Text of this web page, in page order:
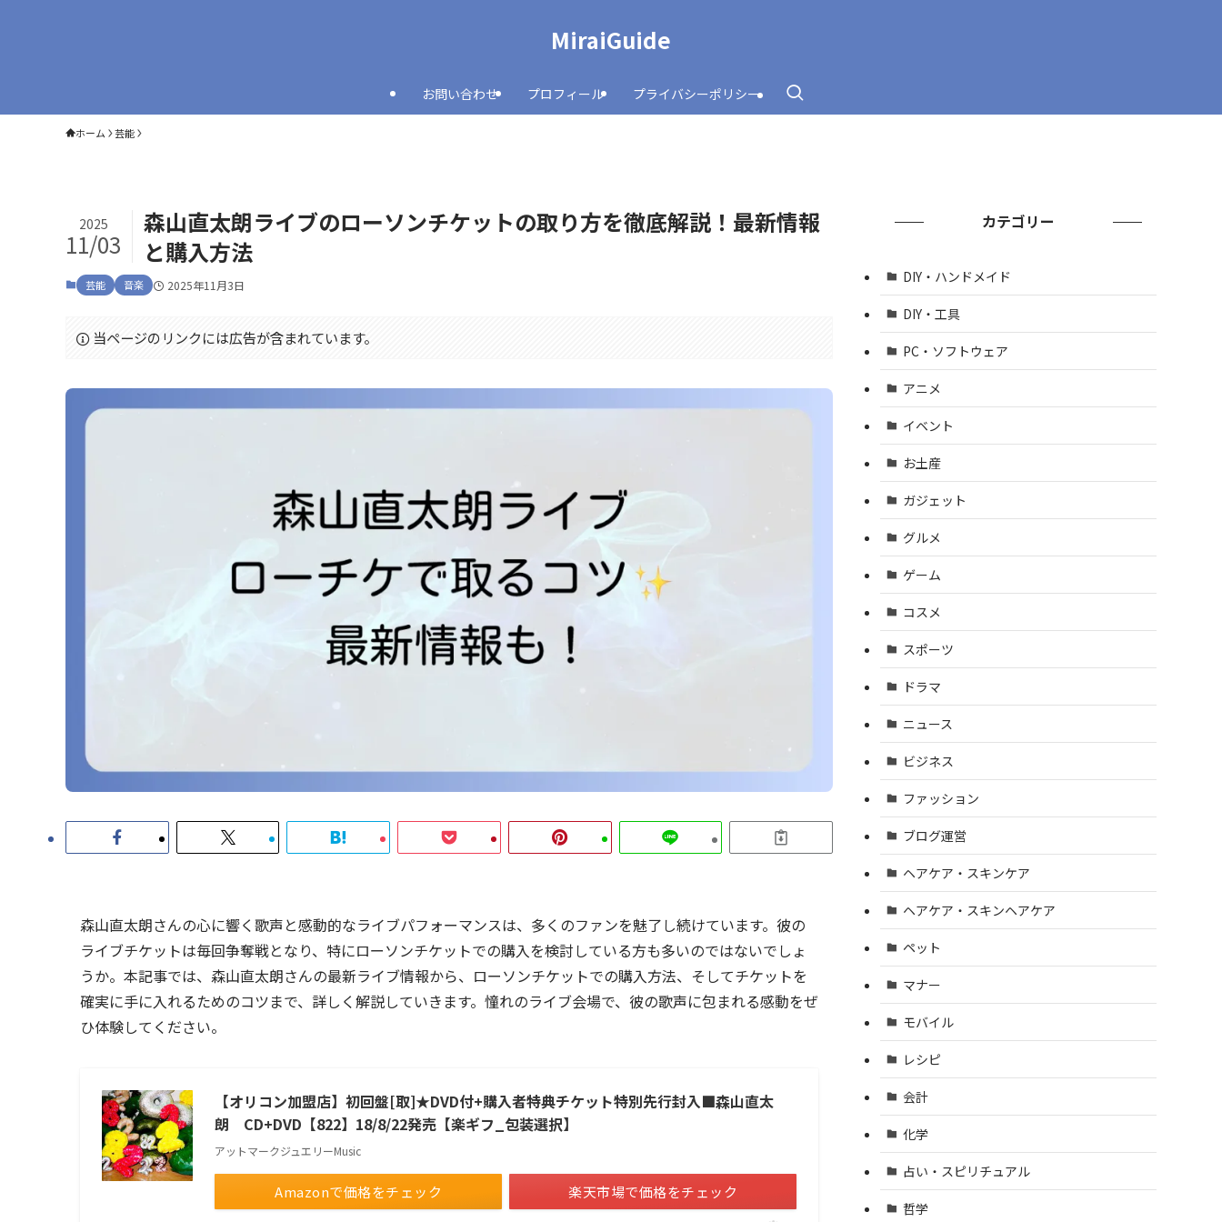
MiraiGuide
お問い合わせ プロフィール プライバシーポリシー
ホーム 芸能
森山直太朗ライブのローソンチケットの取り方を徹底解説！最新情報
と購入方法
2025
11/03
芸能 音楽 2025年11月3日
当ページのリンクには広告が含まれています。
森山直太朗さんの心に響く歌声と感動的なライブパフォーマンスは、多くのファンを魅了し続けています。彼の
ライブチケットは毎回争奪戦となり、特にローソンチケットでの購入を検討している方も多いのではないでしょ
うか。本記事では、森山直太朗さんの最新ライブ情報から、ローソンチケットでの購入方法、そしてチケットを
確実に手に入れるためのコツまで、詳しく解説していきます。憧れのライブ会場で、彼の歌声に包まれる感動をぜ
ひ体験してください。
【オリコン加盟店】初回盤[取]★DVD付+購入者特典チケット特別先行封入■森山直太
朗 CD+DVD【822】18/8/22発売【楽ギフ_包装選択】
アットマークジュエリーMusic
Amazonで価格をチェック 楽天市場で価格をチェック
カテゴリー
DIY・ハンドメイド
DIY・工具
PC・ソフトウェア
アニメ
イベント
お土産
ガジェット
グルメ
ゲーム
コスメ
スポーツ
ドラマ
ニュース
ビジネス
ファッション
ブログ運営
ヘアケア・スキンケア
ヘアケア・スキンヘアケア
ペット
マナー
モバイル
レシピ
会計
化学
占い・スピリチュアル
哲学